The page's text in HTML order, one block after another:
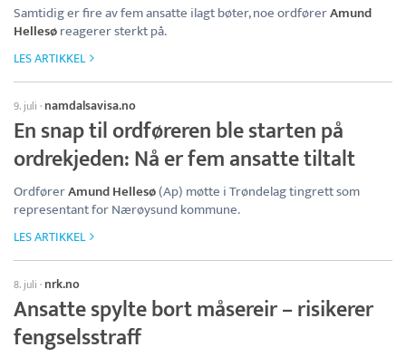
Samtidig er fire av fem ansatte ilagt bøter, noe ordførerAmund
Hellesøreagerer sterkt på.
LES ARTIKKEL
9. juli · namdalsavisa.no
En snap til ordføreren ble starten på
ordrekjeden: Nå er fem ansatte tiltalt
OrdførerAmund Hellesø(Ap) møtte i Trøndelag tingrett som
representant for Nærøysund kommune.
LES ARTIKKEL
8. juli · nrk.no
Ansatte spylte bort måsereir – risikerer
fengselsstraff